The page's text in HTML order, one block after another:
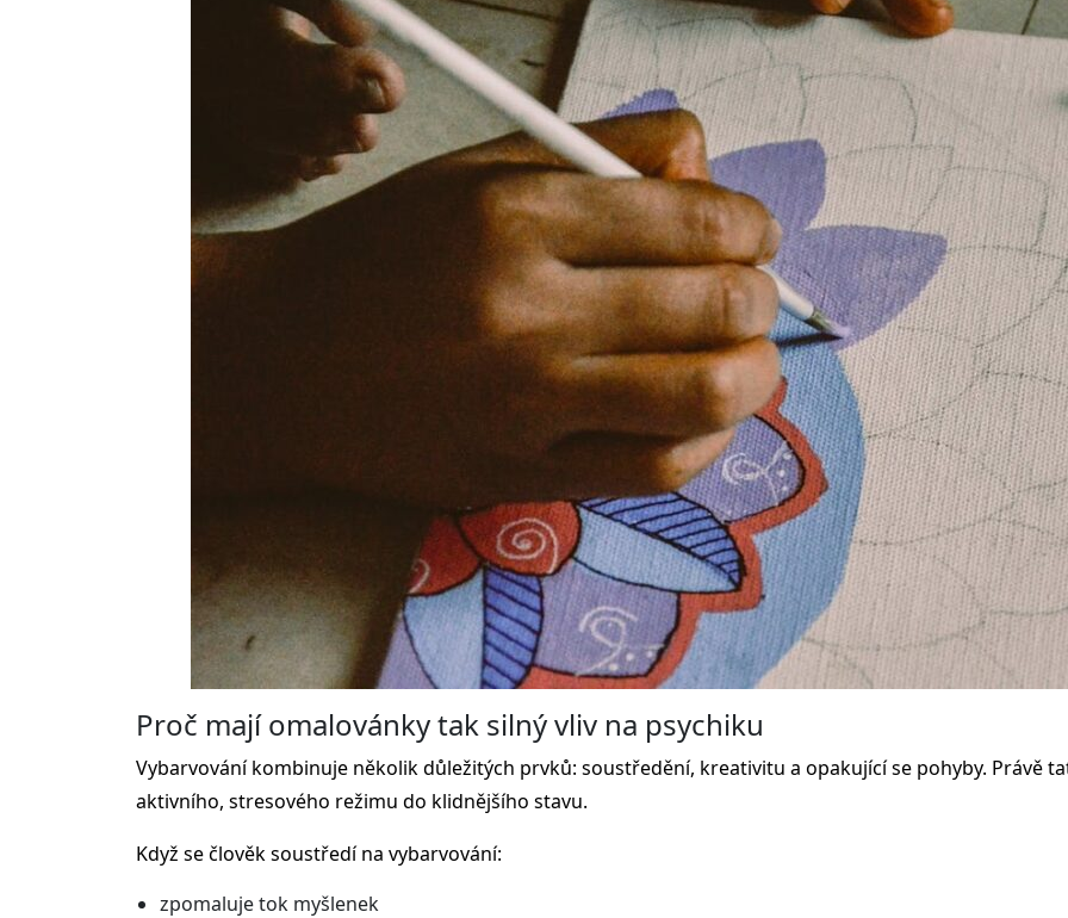
Proč mají omalovánky tak silný vliv na psychiku
Vybarvování kombinuje několik důležitých prvků: soustředění, kreativitu a opakující se pohyby. Právě
aktivního, stresového režimu do klidnějšího stavu.
Když se člověk soustředí na vybarvování:
zpomaluje tok myšlenek